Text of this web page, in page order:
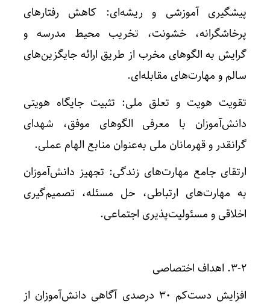
پیشگیری آموزشی و ریشه‌ای: کاهش رفتارهای
پرخاشگرانه، خشونت، تخریب محیط مدرسه و
گرایش به الگوهای مخرب از طریق ارائه جایگزین‌های
سالم و مهارت‌های مقابله‌ای.
تقویت هویت و تعلق ملی: تثبیت جایگاه هویتی
دانش‌آموزان با معرفی الگوهای موفق، شهدای
گرانقدر و قهرمانان ملی به‌عنوان منابع الهام عملی.
ارتقای جامع مهارت‌های زندگی: تجهیز دانش‌آموزان
به مهارت‌های ارتباطی، حل مسئله، تصمیم‌گیری
اخلاقی و مسئولیت‌پذیری اجتماعی.
۳-۲. اهداف اختصاصی
افزایش دست‌کم ۳۰ درصدی آگاهی دانش‌آموزان از